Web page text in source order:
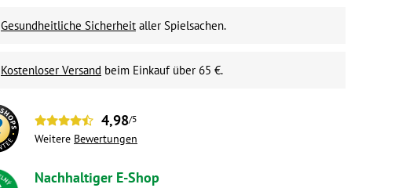
Gesundheitliche Sicherheit aller Spielsachen.
Kostenloser Versand beim Einkauf über 65 €.
4,98/5
Weitere Bewertungen
Nachhaltiger E-Shop